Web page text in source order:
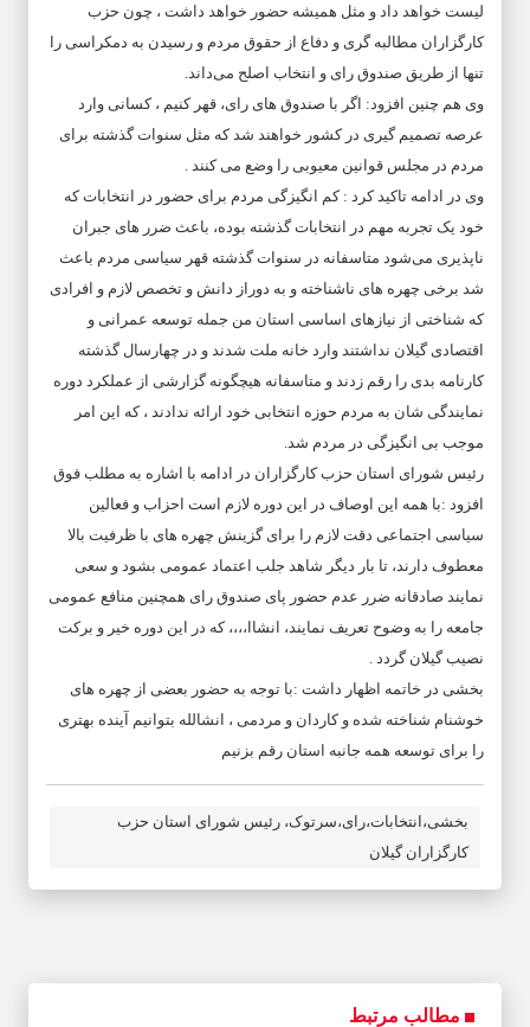
لیست خواهد داد و مثل همیشه حضور خواهد داشت ، چون حزب
کارگزاران مطالبه گری و دفاع از حقوق مردم و رسیدن به دمکراسی را
تنها از طریق صندوق رای و انتخاب اصلح می‌داند.
وی هم چنین افزود: اگر با صندوق های رای، قهر کنیم ، کسانی وارد
عرصه تصمیم گیری در کشور خواهند شد که مثل سنوات گذشته برای
مردم در مجلس قوانین معیوبی را وضع می کنند .
وی در ادامه تاکید کرد : کم انگیزگی مردم برای حضور در انتخابات که
خود یک تجربه مهم در انتخابات گذشته بوده، باعث ضرر های جبران
ناپذیری می‌شود متاسفانه در سنوات گذشته قهر سیاسی مردم باعث
شد برخی چهره های ناشناخته و به دوراز دانش و تخصص لازم و افرادی
که شناختی از نیازهای اساسی استان من جمله توسعه عمرانی و
اقتصادی گیلان نداشتند وارد خانه ملت شدند و در چهارسال گذشته
کارنامه بدی را رقم زدند و متاسفانه هیچگونه گزارشی از عملکرد دوره
نمایندگی شان به مردم حوزه انتخابی خود ارائه ندادند ، که این امر
موجب بی انگیزگی در مردم شد.
رئیس شورای استان حزب کارگزاران در ادامه با اشاره به مطلب فوق
افزود :با همه این اوصاف در این دوره لازم است احزاب و فعالین
سیاسی اجتماعی دقت لازم را برای گزینش چهره های با ظرفیت بالا
معطوف دارند، تا بار دیگر شاهد جلب اعتماد عمومی بشود و سعی
نمایند صادقانه ضرر عدم حضور پای صندوق رای همچنین منافع عمومی
جامعه را به وضوح تعریف نمایند، انشاا،،،، که در این دوره خیر و برکت
نصیب گیلان گردد .
بخشی در خاتمه اظهار داشت :با توجه به حضور بعضی از چهره های
خوشنام شناخته شده و کاردان و مردمی ، انشالله بتوانیم آینده بهتری
را برای توسعه همه جانبه استان رقم بزنیم
بخشی،انتخابات،رای،سرتوک، رئیس شورای استان حزب
کارگزاران گیلان
مطالب مرتبط